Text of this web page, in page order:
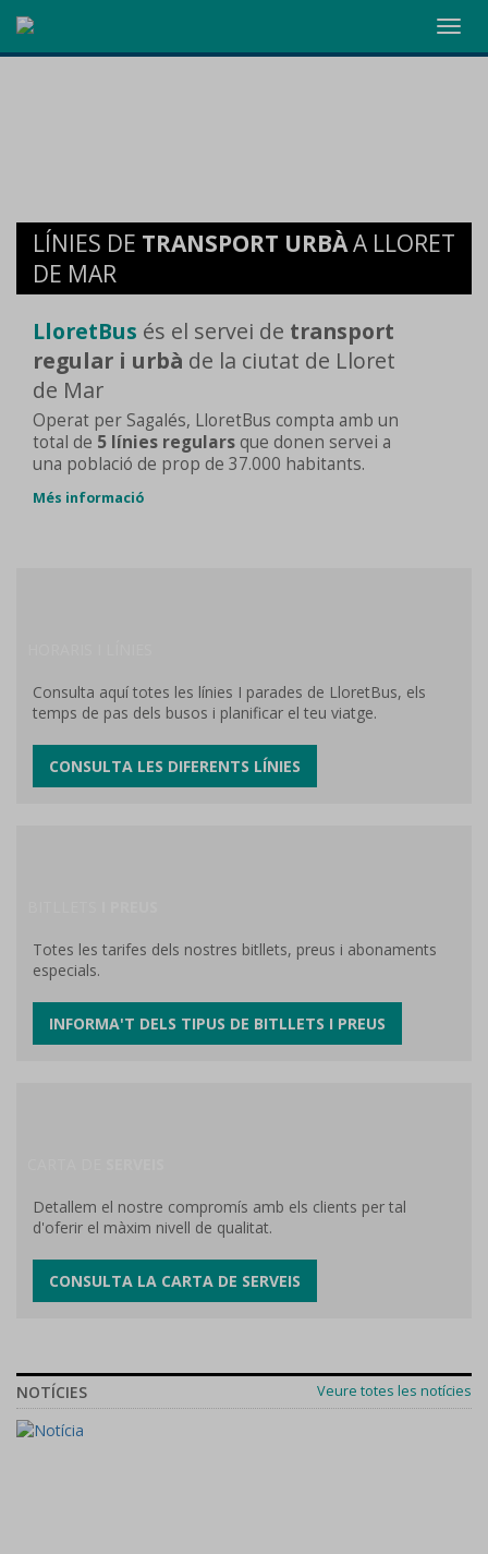
LÍNIES DE TRANSPORT URBÀA LLORET
DE MAR
LloretBus és el servei de transport
regular i urbà de la ciutat de Lloret
de Mar
Operat per Sagalés, LloretBus compta amb un
total de 5 línies regularsque donen servei a
una població de prop de 37.000 habitants.
Més informació
Consulta aquí totes les línies I parades de LloretBus, els
temps de pas dels busos i planificar el teu viatge.
CONSULTA LES DIFERENTS LÍNIES
Totes les tarifes dels nostres bitllets, preus i abonaments
especials.
INFORMA'T DELS TIPUS DE BITLLETS I PREUS
Detallem el nostre compromís amb els clients per tal
d'oferir el màxim nivell de qualitat.
CONSULTA LA CARTA DE SERVEIS
NOTÍCIES Veure totes les notícies